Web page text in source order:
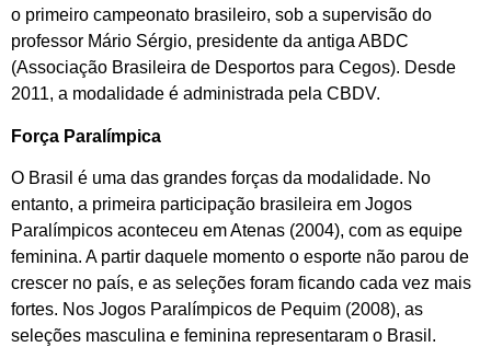
o primeiro campeonato brasileiro, sob a supervisão do
professor Mário Sérgio, presidente da antiga ABDC
(Associação Brasileira de Desportos para Cegos). Desde
2011, a modalidade é administrada pela CBDV.
Força Paralímpica
O Brasil é uma das grandes forças da modalidade. No
entanto, a primeira participação brasileira em Jogos
Paralímpicos aconteceu em Atenas (2004), com as equipe
feminina. A partir daquele momento o esporte não parou de
crescer no país, e as seleções foram ficando cada vez mais
fortes. Nos Jogos Paralímpicos de Pequim (2008), as
seleções masculina e feminina representaram o Brasil.